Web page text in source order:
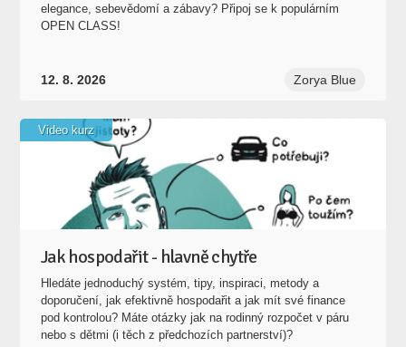
elegance, sebevědomí a zábavy? Připoj se k populárním
OPEN CLASS!
12. 8. 2026 Zorya Blue
Jak hospodařit - hlavně chytře
Hledáte jednoduchý systém, tipy, inspiraci, metody a
doporučení, jak efektivně hospodařit a jak mít své finance
pod kontrolou? Máte otázky jak na rodinný rozpočet v páru
nebo s dětmi (i těch z předchozích partnerství)?
Video kurz